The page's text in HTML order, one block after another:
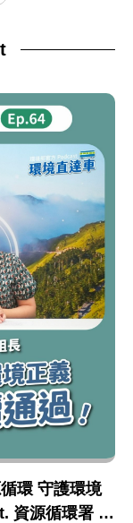
環 守護環境
資源循環署 蔣